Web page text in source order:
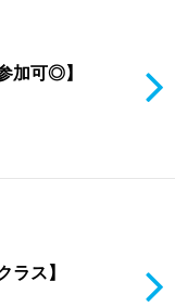
加可◎】
ス】